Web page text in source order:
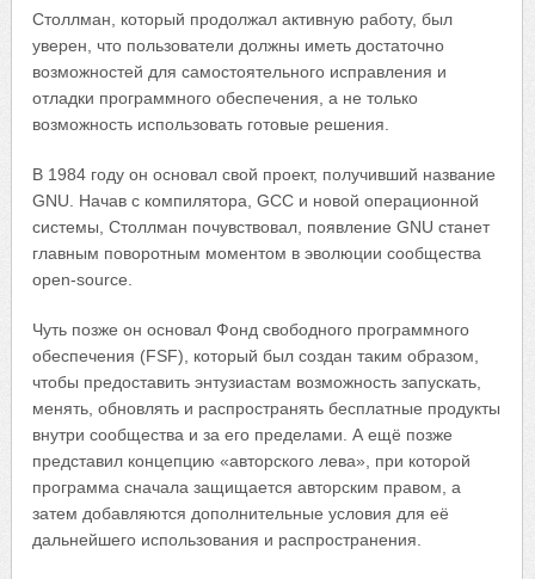
Столлман, который продолжал активную работу, был
уверен, что пользователи должны иметь достаточно
возможностей для самостоятельного исправления и
отладки программного обеспечения, а не только
возможность использовать готовые решения.
В 1984 году он основал свой проект, получивший название
GNU. Начав с компилятора, GCC и новой операционной
системы, Столлман почувствовал, появление GNU станет
главным поворотным моментом в эволюции сообщества
open-source.
Чуть позже он основал Фонд свободного программного
обеспечения (FSF), который был создан таким образом,
чтобы предоставить энтузиастам возможность запускать,
менять, обновлять и распространять бесплатные продукты
внутри сообщества и за его пределами. А ещё позже
представил концепцию «авторского лева», при которой
программа сначала защищается авторским правом, а
затем добавляются дополнительные условия для её
дальнейшего использования и распространения.